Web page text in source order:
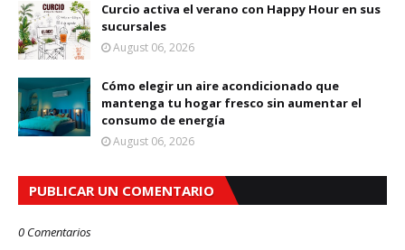
Curcio activa el verano con Happy Hour en sus
sucursales
August 06, 2026
Cómo elegir un aire acondicionado que
mantenga tu hogar fresco sin aumentar el
consumo de energía
August 06, 2026
PUBLICAR UN COMENTARIO
0 Comentarios